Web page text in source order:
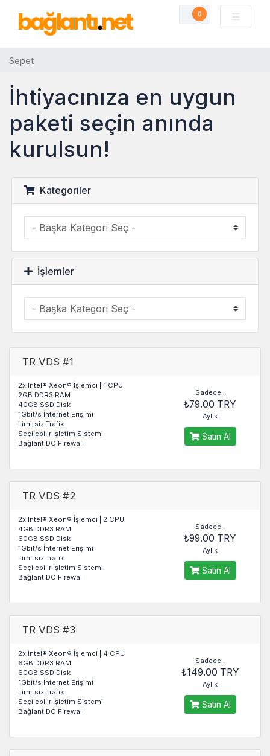
0
Sepet
Sepet
İhtiyacınıza en uygun
paketi seçin anında
kurulsun!
Kategoriler
İşlemler
TR VDS #1
2x Intel® Xeon® İşlemci | 1 CPU
2GB DDR3 RAM
40GB SSD Disk
1Gbit/s İnternet Erişimi
Limitsiz Trafik
Seçilebilir İşletim Sistemi
BağlantıDC Firewall
Sadece..
₺79.00 TRY
Aylık
Satın Al
TR VDS #2
2x Intel® Xeon® İşlemci | 2 CPU
4GB DDR3 RAM
60GB SSD Disk
1Gbit/s İnternet Erişimi
Limitsiz Trafik
Seçilebilir İşletim Sistemi
BağlantıDC Firewall
Sadece..
₺99.00 TRY
Aylık
Satın Al
TR VDS #3
2x Intel® Xeon® İşlemci | 4 CPU
6GB DDR3 RAM
60GB SSD Disk
1Gbit/s İnternet Erişimi
Limitsiz Trafik
Seçilebilir İşletim Sistemi
BağlantıDC Firewall
Sadece..
₺149.00 TRY
Aylık
Satın Al